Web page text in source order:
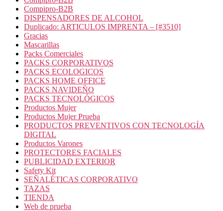
Compipro-B2B
DISPENSADORES DE ALCOHOL
Duplicado: ARTICULOS IMPRENTA – [#3510]
Gracias
Mascarillas
Packs Comerciales
PACKS CORPORATIVOS
PACKS ECOLOGICOS
PACKS HOME OFFICE
PACKS NAVIDEÑO
PACKS TECNOLÓGICOS
Productos Mujer
Productos Mujer Prueba
PRODUCTOS PREVENTIVOS CON TECNOLOGÍA
DIGITAL
Productos Varones
PROTECTORES FACIALES
PUBLICIDAD EXTERIOR
Safety Kit
SEÑALÉTICAS CORPORATIVO
TAZAS
TIENDA
Web de prueba